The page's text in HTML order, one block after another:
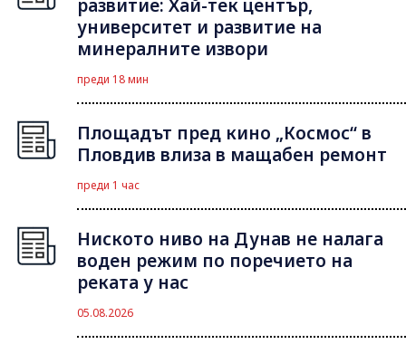
развитие: Хай-тек център,
университет и развитие на
минералните извори
преди 18 мин
Площадът пред кино „Космос“ в
Пловдив влиза в мащабен ремонт
преди 1 час
Ниското ниво на Дунав не налага
воден режим по поречието на
реката у нас
05.08.2026